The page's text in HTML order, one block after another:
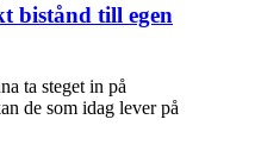
bistånd till egen
ta steget in på
de som idag lever på